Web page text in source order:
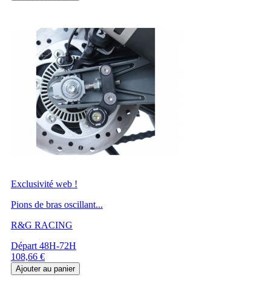
Exclusivité web !
Pions de bras oscillant...
R&G RACING
Départ 48H-72H
Prix
108,66 €
Ajouter au panier